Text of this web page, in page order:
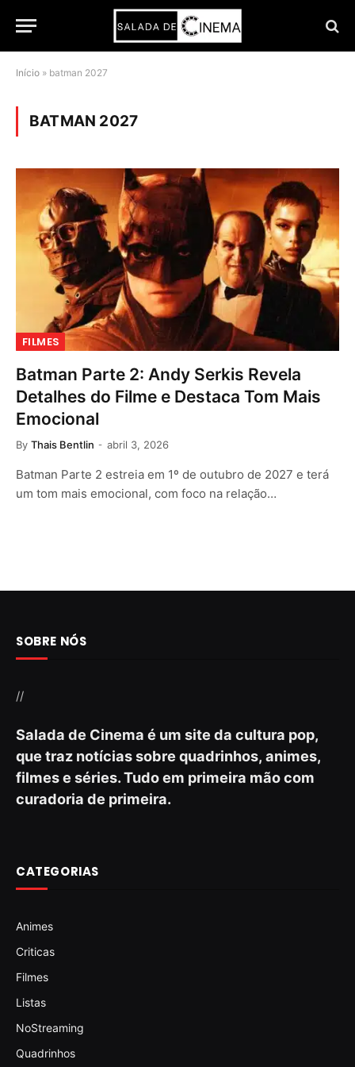
Início » batman 2027
BATMAN 2027
FILMES
Batman Parte 2: Andy Serkis Revela
Detalhes do Filme e Destaca Tom Mais
Emocional
By Thais Bentlin abril 3, 2026
Batman Parte 2 estreia em 1º de outubro de 2027 e terá
um tom mais emocional, com foco na relação…
SOBRE NÓS
//
Salada de Cinema é um site da cultura pop,
que traz notícias sobre quadrinhos, animes,
filmes e séries. Tudo em primeira mão com
curadoria de primeira.
CATEGORIAS
Animes
Criticas
Filmes
Listas
NoStreaming
Quadrinhos